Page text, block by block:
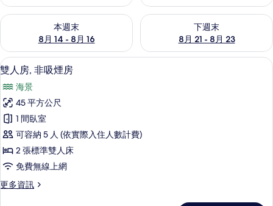
本週末
8月 14 - 8月 16
查看本週末 (8月 14 - 8月 16) 的供應情況
下週末
8月 21 - 8月 23
查看下週末 (8月 21 - 8月 23)
顯
示
雙
人
房,
非
吸
煙
房
免費迷你吧物品、客房內保險箱、書
7
雙人房, 非吸煙房
海景
45 平方公尺
1 間臥室
可容納 5 人 (依實際入住人數計費)
2 張標準雙人床
免費無線上網
更多資訊
更